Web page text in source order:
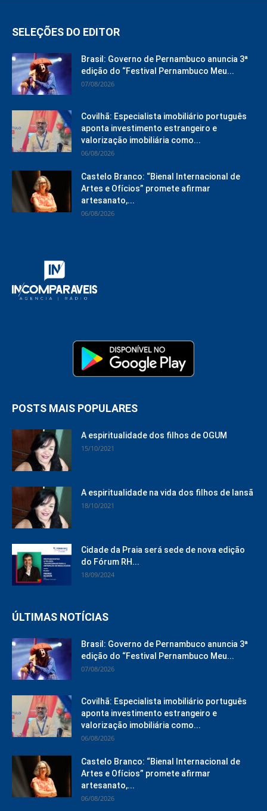
SELEÇÕES DO EDITOR
Brasil: Governo de Pernambuco anuncia 3ª
edição do “Festival Pernambuco Meu...
07/08/2026
Covilhã: Especialista imobiliário português
aponta investimento estrangeiro e
valorização imobiliária como...
06/08/2026
Castelo Branco: “Bienal Internacional de
Artes e Ofícios” promete afirmar
artesanato,...
06/08/2026
POSTS MAIS POPULARES
A espiritualidade dos filhos de OGUM
15/10/2021
A espiritualidade na vida dos filhos de Iansã
18/10/2021
Cidade da Praia será sede de nova edição
do Fórum RH...
18/09/2024
ÚLTIMAS NOTÍCIAS
Brasil: Governo de Pernambuco anuncia 3ª
edição do “Festival Pernambuco Meu...
07/08/2026
Covilhã: Especialista imobiliário português
aponta investimento estrangeiro e
valorização imobiliária como...
06/08/2026
Castelo Branco: “Bienal Internacional de
Artes e Ofícios” promete afirmar
artesanato,...
06/08/2026